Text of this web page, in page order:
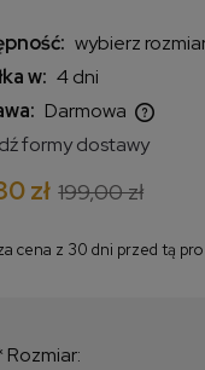
wybierz
w: 4 dni
Darmowa
formy dostawy
zł 199,00 zł
cena z 30 dni przed tą
najniższa cena od
Rozmiar: